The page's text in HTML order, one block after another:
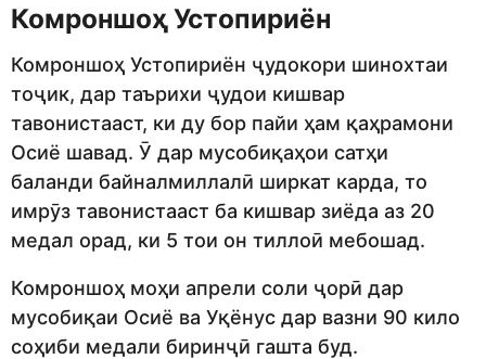
Комроншоҳ Устопириён
Комроншоҳ Устопириён ҷудокори шинохтаи
тоҷик, дар таърихи ҷудои кишвар
тавонистааст, ки ду бор пайи ҳам қаҳрамони
Осиё шавад. Ӯ дар мусобиқаҳои сатҳи
баланди байналмиллалӣ ширкат карда, то
имрӯз тавонистааст ба кишвар зиёда аз 20
медал орад, ки 5 тои он тиллоӣ мебошад.
Комроншоҳ моҳи апрели соли ҷорӣ дар
мусобиқаи Осиё ва Уқёнус дар вазни 90 кило
соҳиби медали биринҷӣ гашта буд.